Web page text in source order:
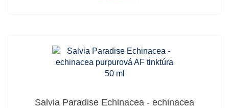
Salvia Paradise Echinacea - echinacea